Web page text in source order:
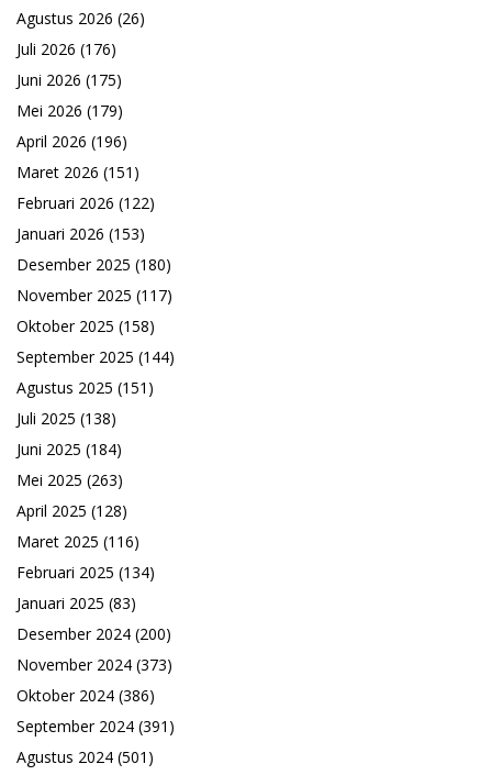
Agustus 2026 (26)
Juli 2026 (176)
Juni 2026 (175)
Mei 2026 (179)
April 2026 (196)
Maret 2026 (151)
Februari 2026 (122)
Januari 2026 (153)
Desember 2025 (180)
November 2025 (117)
Oktober 2025 (158)
September 2025 (144)
Agustus 2025 (151)
Juli 2025 (138)
Juni 2025 (184)
Mei 2025 (263)
April 2025 (128)
Maret 2025 (116)
Februari 2025 (134)
Januari 2025 (83)
Desember 2024 (200)
November 2024 (373)
Oktober 2024 (386)
September 2024 (391)
Agustus 2024 (501)